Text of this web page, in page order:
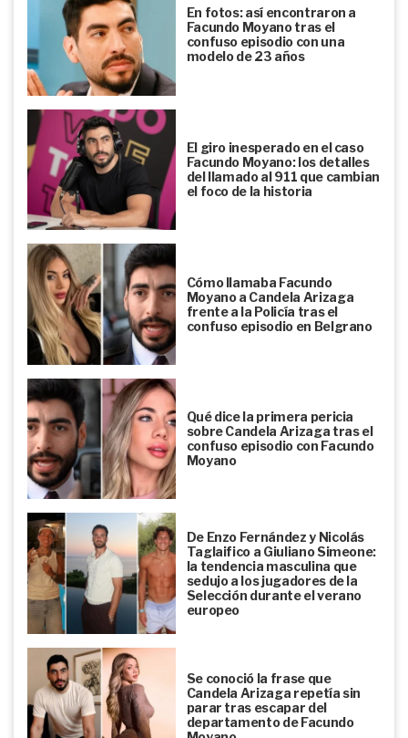
En fotos: así encontraron a
Facundo Moyano tras el
confuso episodio con una
modelo de 23 años
El giro inesperado en el caso
Facundo Moyano: los detalles
del llamado al 911 que cambian
el foco de la historia
Cómo llamaba Facundo
Moyano a Candela Arizaga
frente a la Policía tras el
confuso episodio en Belgrano
Qué dice la primera pericia
sobre Candela Arizaga tras el
confuso episodio con Facundo
Moyano
De Enzo Fernández y Nicolás
Taglaifico a Giuliano Simeone:
la tendencia masculina que
sedujo a los jugadores de la
Selección durante el verano
europeo
Se conoció la frase que
Candela Arizaga repetía sin
parar tras escapar del
departamento de Facundo